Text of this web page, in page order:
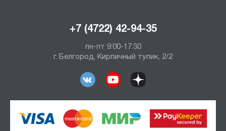
+7 (4722) 42-94-35
пн-пт 9:00-17:30
г. Белгород, Кирпичный тупик, 2/2